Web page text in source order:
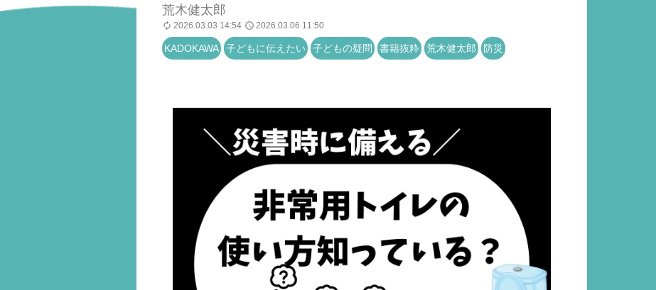
荒木健太郎
2026.03.03 14:54 2026.03.06 11:50
KADOKAWA 子どもに伝えたい 子どもの疑問 書籍抜粋 荒木健太郎 防災